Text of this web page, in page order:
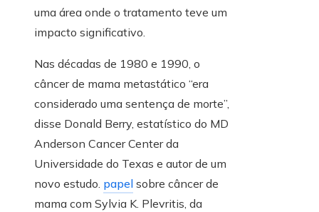
uma área onde o tratamento teve um
impacto significativo.
Nas décadas de 1980 e 1990, o
câncer de mama metastático “era
considerado uma sentença de morte”,
disse Donald Berry, estatístico do MD
Anderson Cancer Center da
Universidade do Texas e autor de um
novo estudo. papel sobre câncer de
mama com Sylvia K. Plevritis, da